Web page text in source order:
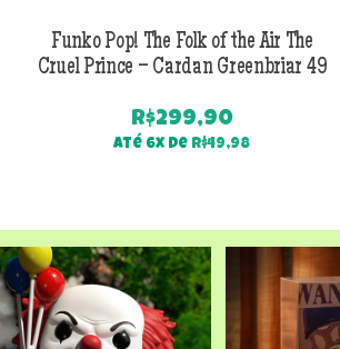
Funko Pop! The Folk of the Air The
Cruel Prince – Cardan Greenbriar 49
R$299,90
Até 6x de R$49,98